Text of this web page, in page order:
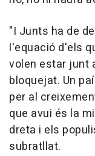
"I Junts ha de
l'equació d'els
volen estar junt
bloquejat. Un
per al
que avui és la
dreta i els
subratllat.